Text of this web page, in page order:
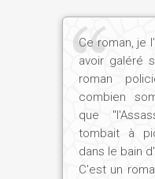
Ce roman, je
avoir galéré
roman
combien
que
tombait à
dans le bain
C'est un